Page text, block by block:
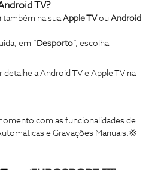
TV?
também na suaApple TV ou Android
em “ Desporto”, escolha
a Android TV e Apple TV na
com as funcionalidades de
e Gravações Manuais.💢